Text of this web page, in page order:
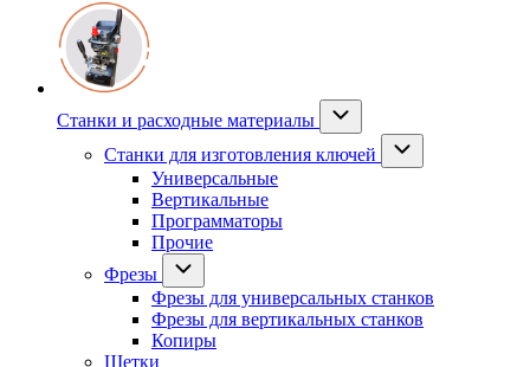
Станки и расходные материалы
Станки для изготовления ключей
Универсальные
Вертикальные
Программаторы
Прочие
Фрезы
Фрезы для универсальных станков
Фрезы для вертикальных станков
Копиры
Щетки